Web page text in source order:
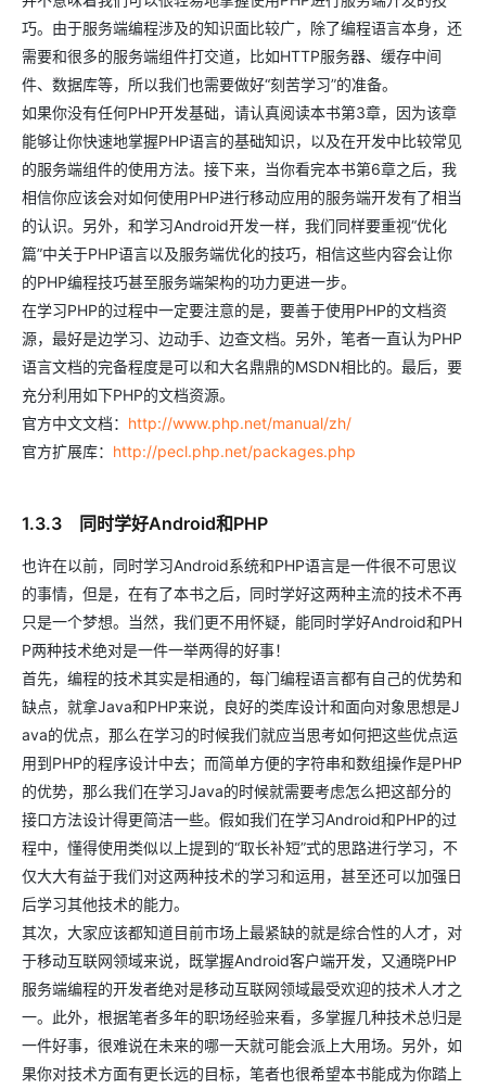
巧。由于服务端编程涉及的知识面比较广，除了编程语言本身，还
需要和很多的服务端组件打交道，比如HTTP服务器、缓存中间
件、数据库等，所以我们也需要做好“刻苦学习”的准备。
如果你没有任何PHP开发基础，请认真阅读本书第3章，因为该章
能够让你快速地掌握PHP语言的基础知识，以及在开发中比较常见
的服务端组件的使用方法。接下来，当你看完本书第6章之后，我
相信你应该会对如何使用PHP进行移动应用的服务端开发有了相当
的认识。另外，和学习Android开发一样，我们同样要重视“优化
篇”中关于PHP语言以及服务端优化的技巧，相信这些内容会让你
的PHP编程技巧甚至服务端架构的功力更进一步。
在学习PHP的过程中一定要注意的是，要善于使用PHP的文档资
源，最好是边学习、边动手、边查文档。另外，笔者一直认为PHP
语言文档的完备程度是可以和大名鼎鼎的MSDN相比的。最后，要
充分利用如下PHP的文档资源。
官方中文文档： http://www.php.net/manual/zh/
官方扩展库： http://pecl.php.net/packages.php
1.3.3 同时学好Android和PHP
也许在以前，同时学习Android系统和PHP语言是一件很不可思议
的事情，但是，在有了本书之后，同时学好这两种主流的技术不再
只是一个梦想。当然，我们更不用怀疑，能同时学好Android和PH
P两种技术绝对是一件一举两得的好事！
首先，编程的技术其实是相通的，每门编程语言都有自己的优势和
缺点，就拿Java和PHP来说，良好的类库设计和面向对象思想是J
ava的优点，那么在学习的时候我们就应当思考如何把这些优点运
用到PHP的程序设计中去；而简单方便的字符串和数组操作是PHP
的优势，那么我们在学习Java的时候就需要考虑怎么把这部分的
接口方法设计得更简洁一些。假如我们在学习Android和PHP的过
程中，懂得使用类似以上提到的“取长补短”式的思路进行学习，不
仅大大有益于我们对这两种技术的学习和运用，甚至还可以加强日
后学习其他技术的能力。
其次，大家应该都知道目前市场上最紧缺的就是综合性的人才，对
于移动互联网领域来说，既掌握Android客户端开发，又通晓PHP
服务端编程的开发者绝对是移动互联网领域最受欢迎的技术人才之
一。此外，根据笔者多年的职场经验来看，多掌握几种技术总归是
一件好事，很难说在未来的哪一天就可能会派上大用场。另外，如
果你对技术方面有更长远的目标，笔者也很希望本书能成为你踏上